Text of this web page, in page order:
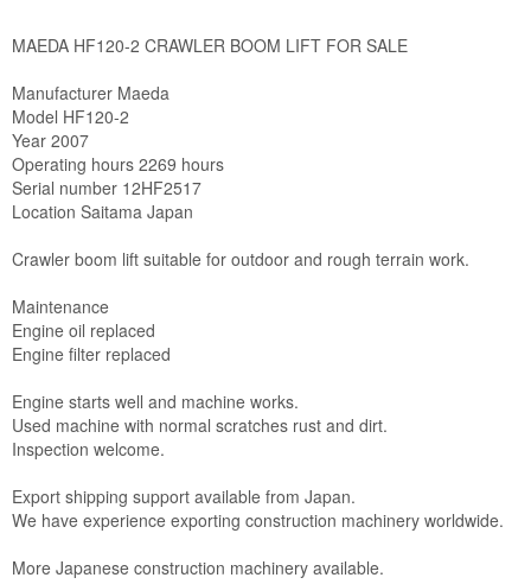
MAEDA HF120-2 CRAWLER BOOM LIFT FOR SALE
Manufacturer Maeda
Model HF120-2
Year 2007
Operating hours 2269 hours
Serial number 12HF2517
Location Saitama Japan
Crawler boom lift suitable for outdoor and rough terrain work.
Maintenance
Engine oil replaced
Engine filter replaced
Engine starts well and machine works.
Used machine with normal scratches rust and dirt.
Inspection welcome.
Export shipping support available from Japan.
We have experience exporting construction machinery worldwide.
More Japanese construction machinery available.